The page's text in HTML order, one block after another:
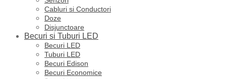
Cabluri si Conductori
Doze
Disjunctoare
Becuri si Tuburi LED
Becuri LED
Tuburi LED
Becuri Edison
Becuri Economice